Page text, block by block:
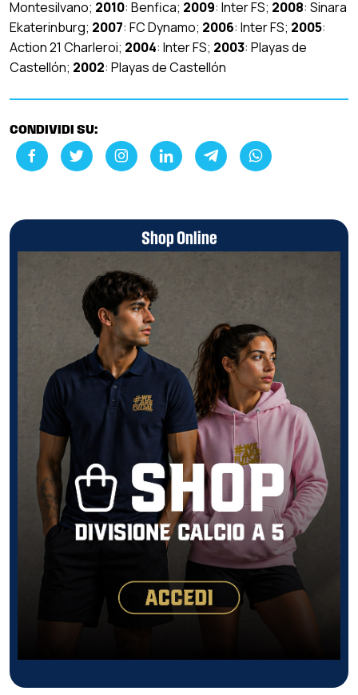
Montesilvano; 2010: Benfica; 2009: Inter FS; 2008: Sinara
Ekaterinburg; 2007: FC Dynamo; 2006: Inter FS; 2005:
Action 21 Charleroi; 2004: Inter FS; 2003: Playas de
Castellón; 2002: Playas de Castellón
CONDIVIDI SU:
Shop Online